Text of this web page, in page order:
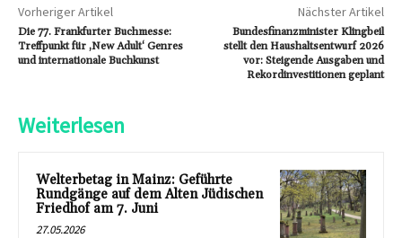
Vorheriger Artikel
Die 77. Frankfurter Buchmesse:
Treffpunkt für ‚New Adult‘ Genres
und internationale Buchkunst
Nächster Artikel
Bundesfinanzminister Klingbeil
stellt den Haushaltsentwurf 2026
vor: Steigende Ausgaben und
Rekordinvestitionen geplant
Weiterlesen
Welterbetag in Mainz: Geführte
Rundgänge auf dem Alten Jüdischen
Friedhof am 7. Juni
27.05.2026